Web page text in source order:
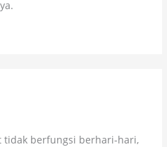
tidak berfungsi berhari-hari,